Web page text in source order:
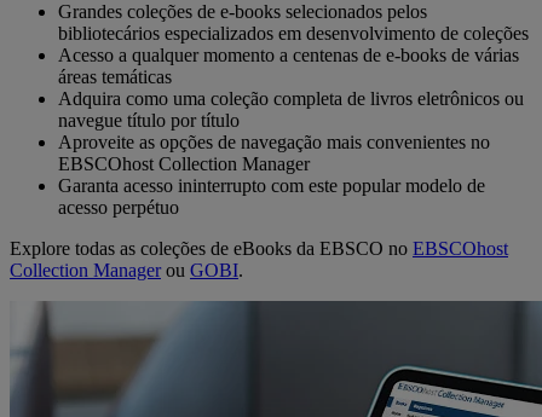
Grandes coleções de e-books selecionados pelos
bibliotecários especializados em desenvolvimento de coleções
Acesso a qualquer momento a centenas de e-books de várias
áreas temáticas
Adquira como uma coleção completa de livros eletrônicos ou
navegue título por título
Aproveite as opções de navegação mais convenientes no
EBSCOhost Collection Manager
Garanta acesso ininterrupto com este popular modelo de
acesso perpétuo
Explore todas as coleções de eBooks da EBSCO no EBSCOhost
Collection Managerou GOBI.